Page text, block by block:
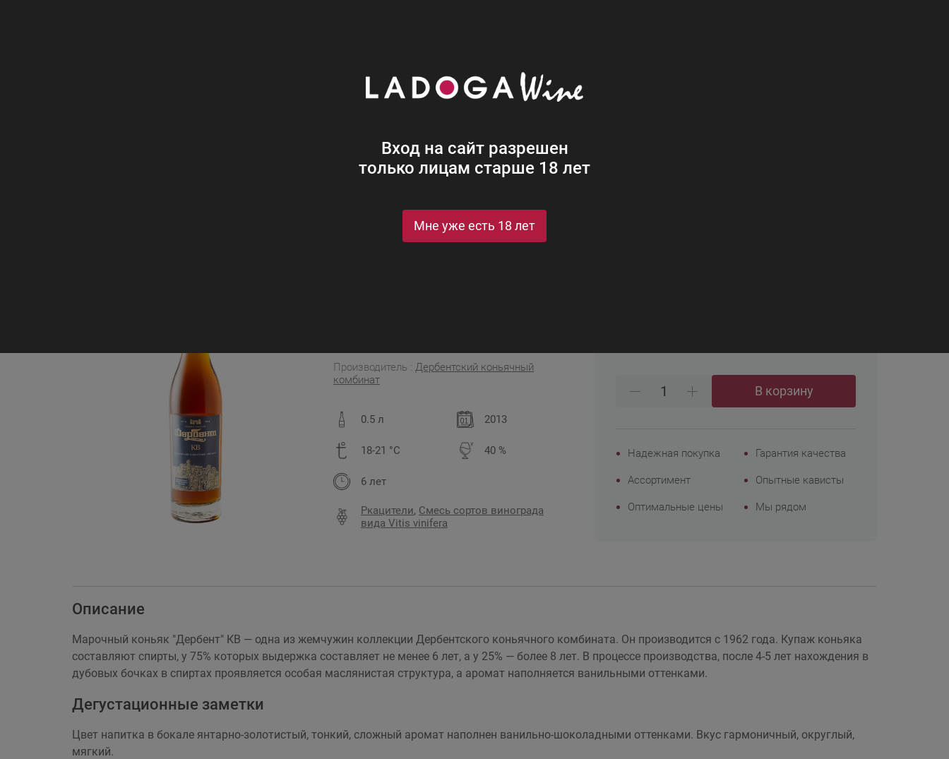
Вход на сайт разрешен
только лицам старше 18 лет
Мне уже есть 18 лет
Производитель : Дербентский коньячный
комбинат
0.5 л 2013
18-21 °C 40 %
6 лет
Ркацители, Смесь сортов винограда
вида Vitis vinifera
В корзину
Надежная покупка Гарантия качества
Ассортимент Опытные кависты
Оптимальные цены Мы рядом
Описание
Марочный коньяк "Дербент" КВ — одна из жемчужин коллекции Дербентского коньячного комбината. Он производится с 1962 года. Купаж коньяка
составляют спирты, у 75% которых выдержка составляет не менее 6 лет, а у 25% — более 8 лет. В процессе производства, после 4-5 лет нахождения в
дубовых бочках в спиртах проявляется особая маслянистая структура, а аромат наполняется ванильными оттенками.
Дегустационные заметки
Цвет напитка в бокале янтарно-золотистый, тонкий, сложный аромат наполнен ванильно-шоколадными оттенками. Вкус гармоничный, округлый,
мягкий.